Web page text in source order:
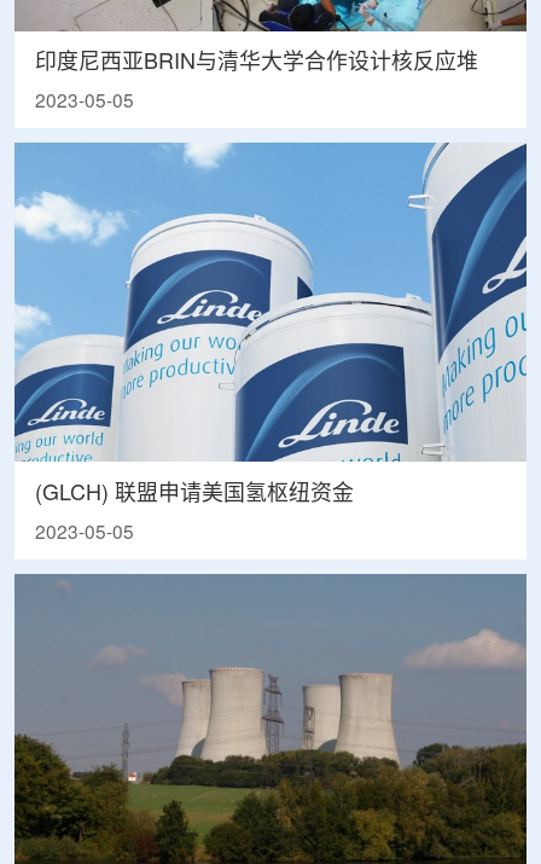
印度尼西亚BRIN与清华大学合作设计核反应堆
2023-05-05
(GLCH) 联盟申请美国氢枢纽资金
2023-05-05